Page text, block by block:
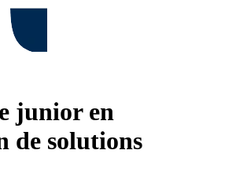
junior en
de solutions